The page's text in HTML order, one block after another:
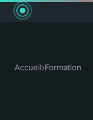
Accueil›Formation